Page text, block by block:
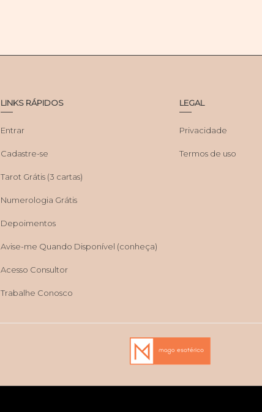
LINKS RÁPIDOS
Entrar
Cadastre-se
Tarot Grátis (3 cartas)
Numerologia Grátis
Depoimentos
Avise-me Quando Disponível (conheça)
Acesso Consultor
Trabalhe Conosco
LEGAL
Privacidade
Termos de uso